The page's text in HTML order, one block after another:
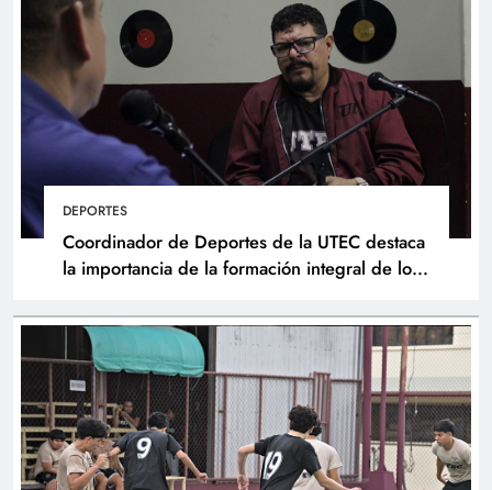
DEPORTES
Coordinador de Deportes de la UTEC destaca
la importancia de la formación integral de los